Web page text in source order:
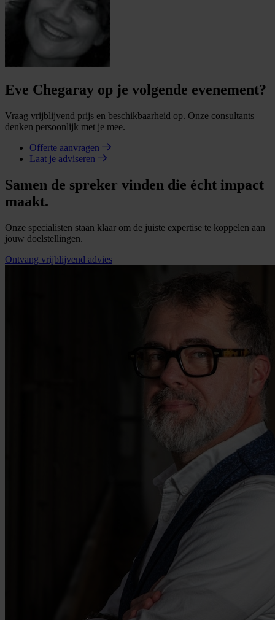
Eve Chegaray op je volgende evenement?
Vraag vrijblijvend prijs en beschikbaarheid op. Onze consultants
denken persoonlijk met je mee.
Offerte aanvragen
Laat je adviseren
Samen de spreker vinden die écht impact
maakt.
Onze specialisten staan klaar om de juiste expertise te koppelen aan
jouw doelstellingen.
Ontvang vrijblijvend advies